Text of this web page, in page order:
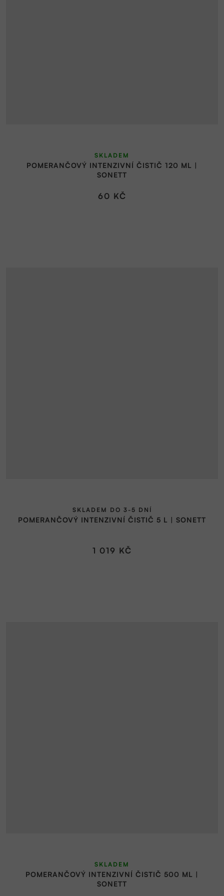
POMERANČOVÝ INTENZIVNÍ ČISTIČ 120 ML |
SONETT
SKLADEM
60 KČ
POMERANČOVÝ INTENZIVNÍ ČISTIČ 5 L | SONETT
SKLADEM DO 3-5 DNÍ
1 019 KČ
POMERANČOVÝ INTENZIVNÍ ČISTIČ 500 ML |
SONETT
SKLADEM